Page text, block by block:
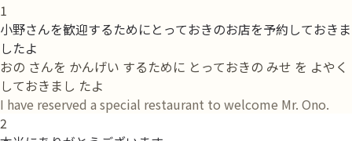
1
小野さんを歓迎するためにとっておきのお店を予約しておきま
したよ
おの さんを かんげい するために とっておきの みせ を よやく
しておきまし たよ
I have reserved a special restaurant to welcome Mr. Ono.
2